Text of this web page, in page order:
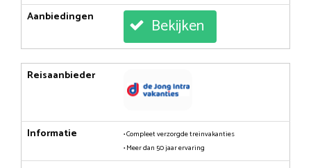
Aanbiedingen
Bekijken
Reisaanbieder
Informatie
• Compleet verzorgde treinvakanties
• Meer dan 50 jaar ervaring